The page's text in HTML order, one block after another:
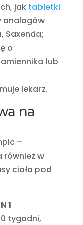
jak tabletki
analogów
Saxenda;
o
lub
lekarz.
na
–
w
ciała pod
1
tygodni,